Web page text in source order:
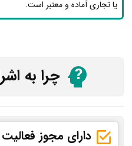
یا تجاری آماده و معتبر است.
چرا به
دارای مجوز